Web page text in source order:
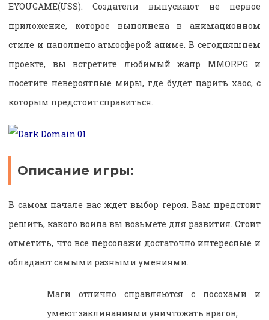
EYOUGAME(USS). Создатели выпускают не первое
приложение, которое выполнена в анимационном
стиле и наполнено атмосферой аниме. В сегодняшнем
проекте, вы встретите любимый жанр MMORPG и
посетите невероятные миры, где будет царить хаос, с
которым предстоит справиться.
Описание игры:
В самом начале вас ждет выбор героя. Вам предстоит
решить, какого воина вы возьмете для развития. Стоит
отметить, что все персонажи достаточно интересные и
обладают самыми разными умениями.
Маги отлично справляются с посохами и
умеют заклинаниями уничтожать врагов;